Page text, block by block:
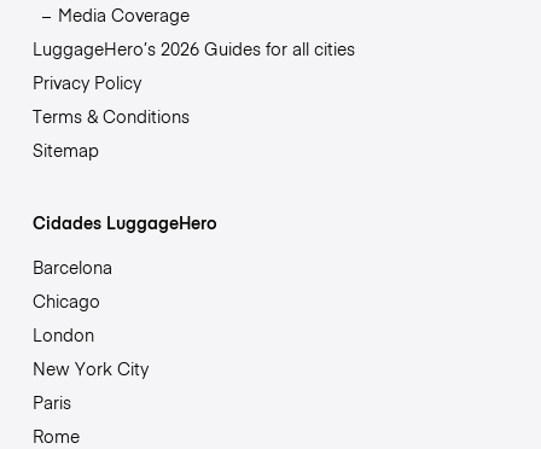
Media Coverage
LuggageHero’s 2026 Guides for all cities
Privacy Policy
Terms & Conditions
Sitemap
Cidades LuggageHero
Barcelona
Chicago
London
New York City
Paris
Rome